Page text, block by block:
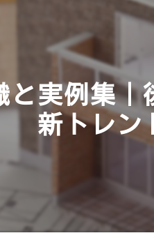
土地
ハウスメーカー
戸建て
実例集
新トレン